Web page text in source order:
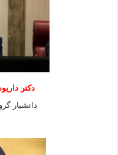
دکتر
دانشیار